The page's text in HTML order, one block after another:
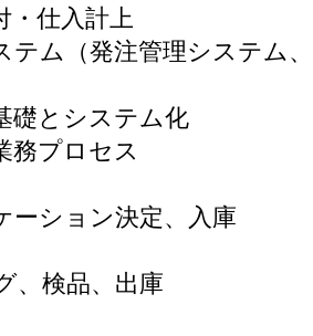
仕入計上
ム（発注管理システム
礎とシステム化
務プロセス
ョン決定、入庫
検品、出庫